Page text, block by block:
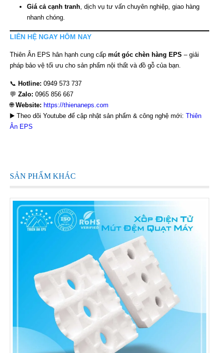
Giá cả cạnh tranh , dịch vụ tư vấn chuyên nghiệp, giao hàng
nhanh chóng.
LIÊN HỆ NGAY HÔM NAY
Thiên Ân EPS hân hạnh cung cấp mút góc chèn hàng EPS – giải
pháp bảo vệ tối ưu cho sản phẩm nội thất và đồ gỗ của bạn.
📞 Hotline: 0949 573 737
💬 Zalo: 0965 856 667
🌐 Website: https://thienaneps.com
▶️ Theo dõi Youtube để cập nhật sản phẩm & công nghệ mới: Thiên
Ân EPS
SẢN PHẨM KHÁC